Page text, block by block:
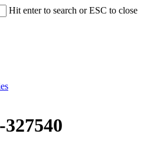
Hit enter to search or ESC to close